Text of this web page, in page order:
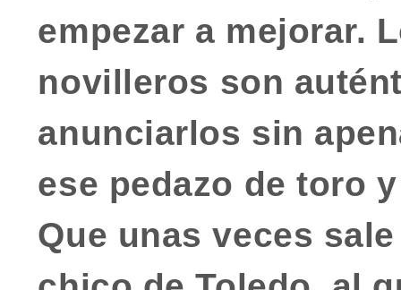
empezar a mejorar.
novilleros son
anunciarlos sin
ese pedazo de toro
Que unas veces